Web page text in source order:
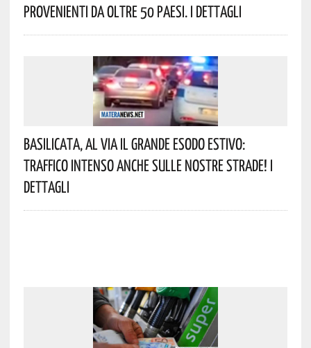
Provenienti Da Oltre 50 Paesi. I Dettagli
Basilicata, Al Via Il Grande Esodo Estivo:
Traffico Intenso Anche Sulle Nostre Strade! I
Dettagli